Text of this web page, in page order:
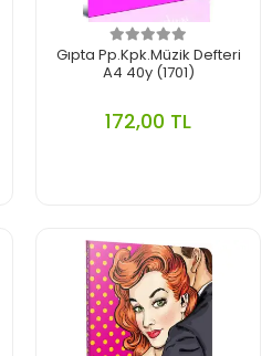
Gıpta Pp.Kpk.Müzik Defteri
A4 40y (1701)
172,00 TL